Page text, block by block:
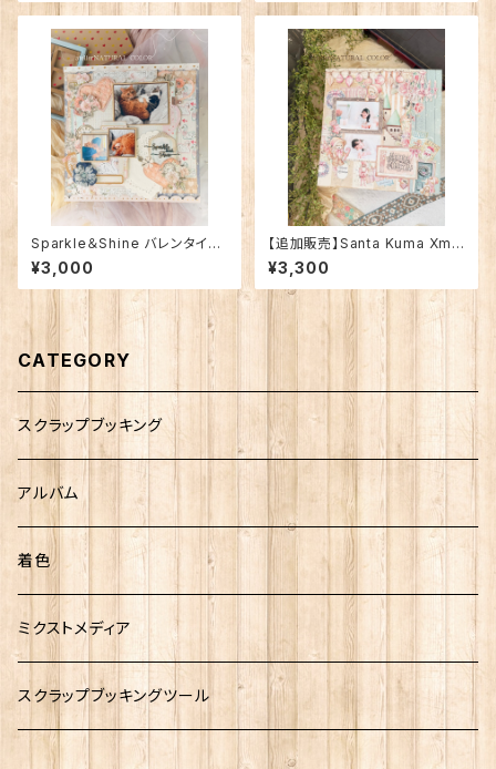
Sparkle＆Shine バレンタイン1
2インチレイアウト
¥3,000
【追加販売】Santa Kuma Xma
s 12インチレイアウト
¥3,300
CATEGORY
スクラップブッキング
アルバム
着色
ミクストメディア
スクラップブッキングツール